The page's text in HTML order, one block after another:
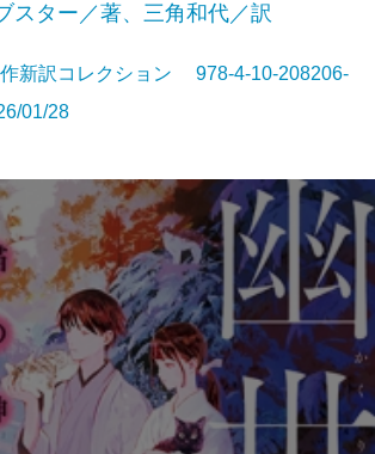
スター／著、三角和代／訳
新訳コレクション 978-4-10-208206-
01/28